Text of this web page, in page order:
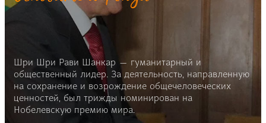
Шри Шри Рави Шанкар — гуманитарный и
общественный лидер. За деятельность, направленную
на сохранение и возрождение общечеловеческих
ценностей, был трижды номинирован на
Нобелевскую премию мира.